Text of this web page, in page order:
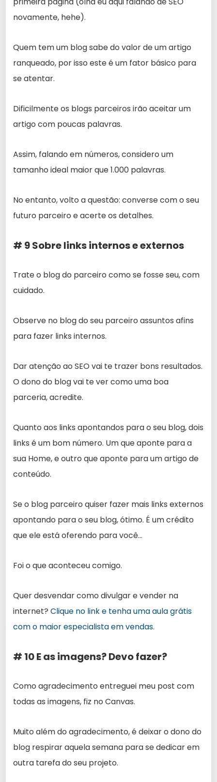
novamente, hehe).
Quem tem um blog sabe do valor de um artigo
ranqueado, por isso este é um fator básico para
se atentar.
Dificilmente os blogs parceiros irão aceitar um
artigo com poucas palavras.
Assim, falando em números, considero um
tamanho ideal maior que 1.000 palavras.
No entanto, volto a questão: converse com o seu
futuro parceiro e acerte os detalhes.
# 9 Sobre links internos e externos
Trate o blog do parceiro como se fosse seu, com
cuidado.
Observe no blog do seu parceiro assuntos afins
para fazer links internos.
Dar atenção ao SEO vai te trazer bons resultados.
O dono do blog vai te ver como uma boa
parceria, acredite.
Quanto aos links apontandos para o seu blog, dois
links é um bom número. Um que aponte para a
sua Home, e outro que aponte para um artigo de
conteúdo.
Se o blog parceiro quiser fazer mais links externos
apontando para o seu blog, ótimo. É um crédito
que ele está oferendo para você…
Foi o que aconteceu comigo.
Quer desvendar como divulgar e vender na
internet? Clique no link e tenha uma aula grátis
com o maior especialista em vendas.
# 10 E as imagens? Devo fazer?
Como agradecimento entreguei meu post com
todas as imagens, fiz no Canvas.
Muito além do agradecimento, é deixar o dono do
blog respirar aquela semana para se dedicar em
outra tarefa do seu projeto.